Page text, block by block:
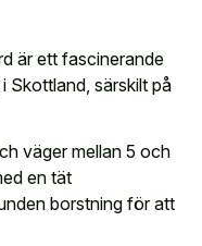
är ett fascinerande
Skottland, särskilt på
väger mellan 5 och
en tät
borstning för att